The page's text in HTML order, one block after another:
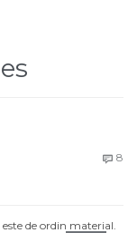
 8
de ordin material.